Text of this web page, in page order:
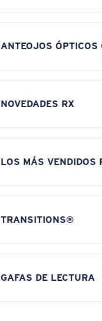
ANTEOJOS ÓPTICOS
NOVEDADES RX
LOS MÁS VENDIDOS
TRANSITIONS®
GAFAS DE LECTURA